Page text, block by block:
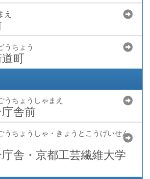
え
うちょう
町
うちょうしゃまえ
舎前
うちょうしゃ・きょうとこうげいせん
舎・京都工芸繊維大学